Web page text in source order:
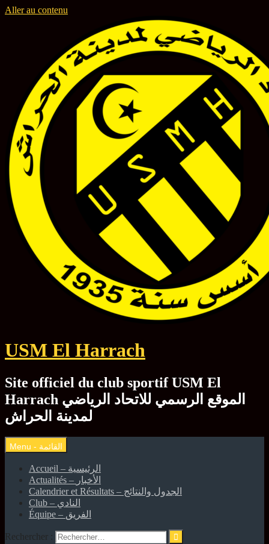
Aller au contenu
USM El Harrach
Site officiel du club sportif USM El
Harrach الموقع الرسمي للاتحاد الرياضي
لمدينة الحراش
Accueil – الرئيسية
Actualités – الأخبار
Calendrier et Résultats – الجدول والنتائج
Club – النادي
Équipe – الفريق
Rechercher :